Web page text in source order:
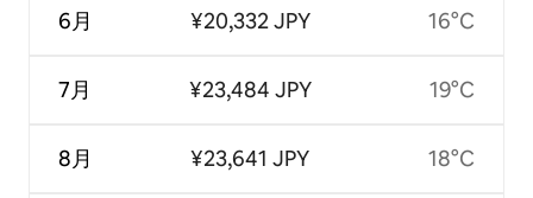
6月
7月
8月
¥20,332 JPY
¥23,484 JPY
¥23,641 JPY
16°C
19°C
18°C